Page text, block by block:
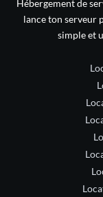
Hébergement de
lance ton serveur
simple et